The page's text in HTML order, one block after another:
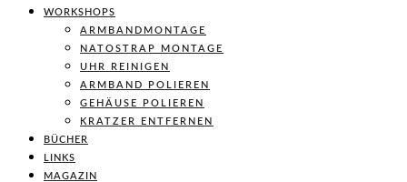
WORKSHOPS
ARMBANDMONTAGE
NATOSTRAP MONTAGE
UHR REINIGEN
ARMBAND POLIEREN
GEHÄUSE POLIEREN
KRATZER ENTFERNEN
BÜCHER
LINKS
MAGAZIN